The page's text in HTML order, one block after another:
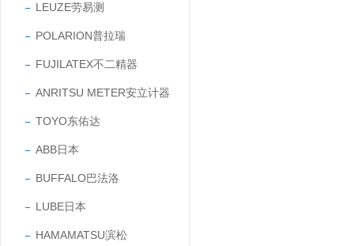
LEUZE劳易测
POLARION普拉瑞
FUJILATEX不二精器
ANRITSU METER安立计器
TOYO东佑达
ABB日本
BUFFALO巴法洛
LUBE日本
HAMAMATSU滨松